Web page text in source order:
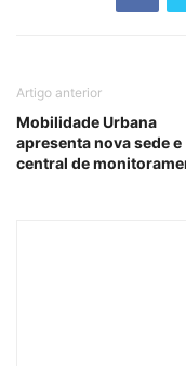
Artigo anterior
Mobilidade Urbana
apresenta nova sede e
central de